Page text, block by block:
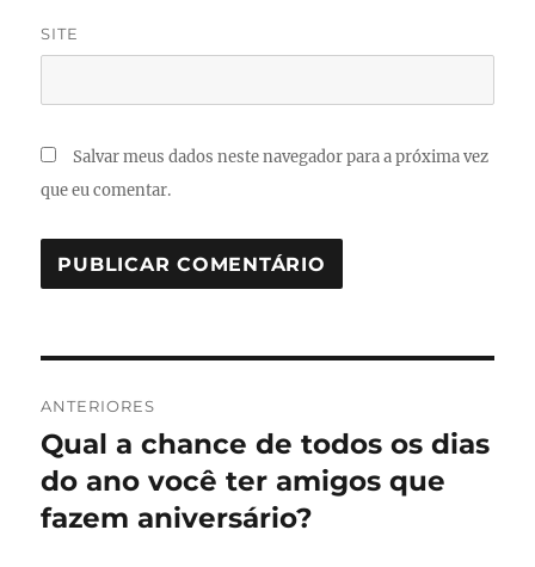
SITE
Salvar meus dados neste navegador para a próxima vez
que eu comentar.
de
Post
ANTERIORES
Post
anterior:
Qual a chance de todos os dias
do ano você ter amigos que
fazem aniversário?